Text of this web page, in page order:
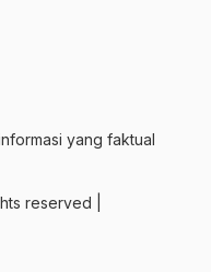
yang faktual
reserved |